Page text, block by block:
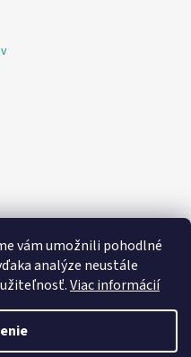
vám umožnili pohodlné
analýze neustále
Viac informácií
agentúra Consultee
práva vyhradené.